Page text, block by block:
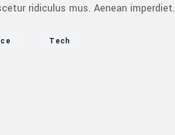
ridiculus mus. Aenean
Tech